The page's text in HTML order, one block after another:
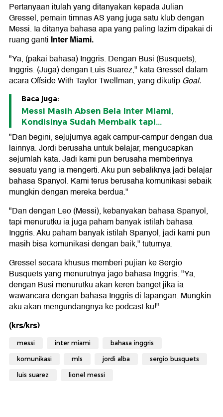
Pertanyaan itulah yang ditanyakan kepada Julian
Gressel, pemain timnas AS yang juga satu klub dengan
Messi. Ia ditanya bahasa apa yang paling lazim dipakai di
ruang ganti Inter Miami.
"Ya, (pakai bahasa) Inggris. Dengan Busi (Busquets),
Inggris. (Juga) dengan Luis Suarez," kata Gressel dalam
acara Offside With Taylor Twellman, yang dikutip Goal.
Baca juga:
Messi Masih Absen Bela Inter Miami,
Kondisinya Sudah Membaik tapi...
"Dan begini, sejujurnya agak campur-campur dengan dua
lainnya. Jordi berusaha untuk belajar, mengucapkan
sejumlah kata. Jadi kami pun berusaha memberinya
sesuatu yang ia mengerti. Aku pun sebaliknya jadi belajar
bahasa Spanyol. Kami terus berusaha komunikasi sebaik
mungkin dengan mereka berdua."
"Dan dengan Leo (Messi), kebanyakan bahasa Spanyol,
tapi menurutku ia juga paham banyak istilah bahasa
Inggris. Aku paham banyak istilah Spanyol, jadi kami pun
masih bisa komunikasi dengan baik," tuturnya.
Gressel secara khusus memberi pujian ke Sergio
Busquets yang menurutnya jago bahasa Inggris. "Ya,
dengan Busi menurutku akan keren banget jika ia
wawancara dengan bahasa Inggris di lapangan. Mungkin
aku akan mengundangnya ke podcast-ku!"
(krs/krs)
messi inter miami bahasa inggris
komunikasi mls jordi alba sergio busquets
luis suarez lionel messi